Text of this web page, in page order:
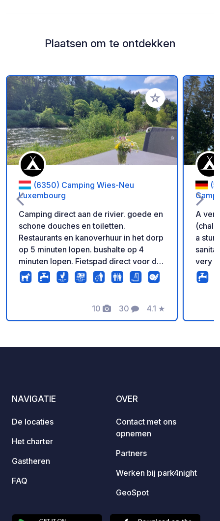
Plaatsen om te ontdekken
Voeg toe aan je
(6350) Camping Wies-Neu
Luxembourg
Camping direct aan de rivier. goede en
schone douches en toiletten.
Restaurants en kanoverhuur in het dorp
op 5 minuten lopen. bushalte op 4
minuten lopen. Fietspad direct voor de
deur. Veel wandelroutes ook.vanuit de
camping. via een extra's loop je naar
10
Foto's
30
Commentaren
4.1
Beoordeling
★
A
a
very
bike.
NAVIGATIE
De locaties
Het charter
Gastheren
FAQ
OVER
Contact met ons
opnemen
Partners
Werken bij park4night
GeoSpot